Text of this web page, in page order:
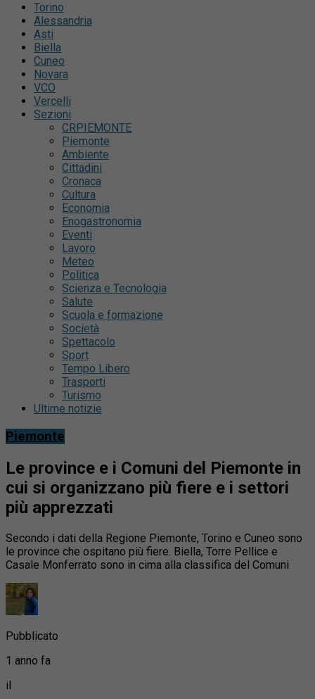
Torino
Alessandria
Asti
Biella
Cuneo
Novara
VCO
Vercelli
Sezioni
CRPIEMONTE
Piemonte
Ambiente
Cittadini
Cronaca
Cultura
Economia
Enogastronomia
Eventi
Lavoro
Meteo
Politica
Scienza e Tecnologia
Salute
Scuola e formazione
Società
Spettacolo
Sport
Tempo Libero
Trasporti
Turismo
Ultime notizie
Piemonte
Le province e i Comuni del Piemonte in
cui si organizzano più fiere e i settori
più apprezzati
Secondo i dati della Regione Piemonte, Torino e Cuneo sono
le province che ospitano più fiere. Biella, Torre Pellice e
Casale Monferrato sono in cima alla classifica del Comuni
Pubblicato
1 anno fa
il